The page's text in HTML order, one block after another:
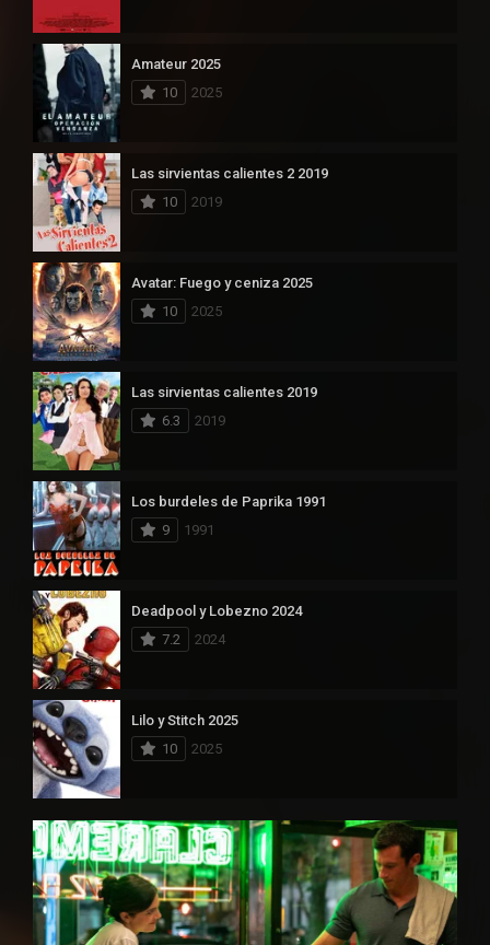
Amateur 2025
10
2025
Las sirvientas calientes 2 2019
10
2019
Avatar: Fuego y ceniza 2025
10
2025
Las sirvientas calientes 2019
6.3
2019
Los burdeles de Paprika 1991
9
1991
Deadpool y Lobezno 2024
7.2
2024
Lilo y Stitch 2025
10
2025